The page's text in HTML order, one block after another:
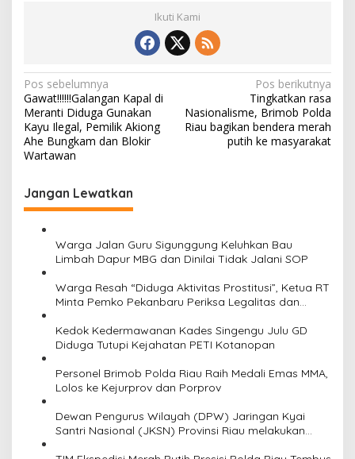
K
e
0
T
a
h
Ikuti Kami
N
a
v
i
a
Pos sebelumnya
Gawat!!!!!!Galangan Kapal di
Meranti Diduga Gunakan
Kayu Ilegal, Pemilik Akiong
Ahe Bungkam dan Blokir
Wartawan
Pos berikutnya
Tingkatkan rasa
Nasionalisme, Brimob Polda
Riau bagikan bendera merah
putih ke masyarakat
Jangan Lewatkan
Warga Jalan Guru Sigunggung Keluhkan Bau
Limbah Dapur MBG dan Dinilai Tidak Jalani SOP
Warga Resah “Diduga Aktivitas Prostitusi”, Ketua RT
Minta Pemko Pekanbaru Periksa Legalitas dan
Kedok Kedermawanan Kades Singengu Julu GD
Diduga Tutupi Kejahatan PETI Kotanopan
Personel Brimob Polda Riau Raih Medali Emas MMA,
Lolos ke Kejurprov dan Porprov
Dewan Pengurus Wilayah (DPW) Jaringan Kyai
Santri Nasional (JKSN) Provinsi Riau melakukan